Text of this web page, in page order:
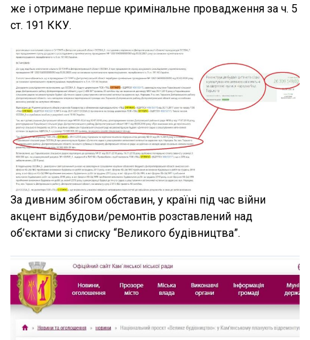
же і отримане перше кримінальне провадження за ч. 5
ст. 191 ККУ.
За дивним збігом обставин, у країні під час війни
акцент відбудови/ремонтів розставлений над
об’єктами зі списку “Великого будівництва”.